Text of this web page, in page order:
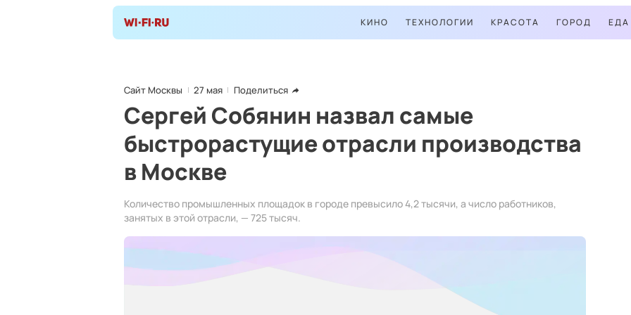
КИНО ТЕХНОЛОГИИ КРАСОТА ГОРОД ЕДА
Сайт Москвы 27 мая Поделиться
Сергей Собянин назвал самые
быстрорастущие отрасли производства
в Москве
Количество промышленных площадок в городе превысило 4,2 тысячи, а число работников,
занятых в этой отрасли, — 725 тысяч.